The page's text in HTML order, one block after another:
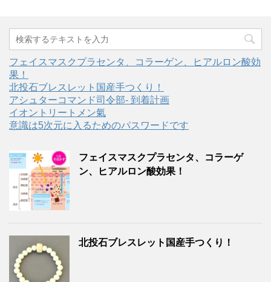
フェイスマスクプラセンタ、コラーゲン、ヒアルロン酸効
果！
北投石ブレスレット国産手つくり！
アシュターコマンド司令部- 到着計画
イオントリートメン氣
意識は5次元に入るためのパスワードです
フェイスマスクプラセンタ、コラーゲ
ン、ヒアルロン酸効果！
北投石ブレスレット国産手つくり！